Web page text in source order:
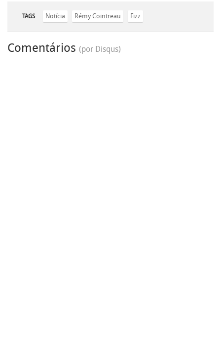
TAGS Notícia Rémy Cointreau Fizz
Comentários (por Disqus)